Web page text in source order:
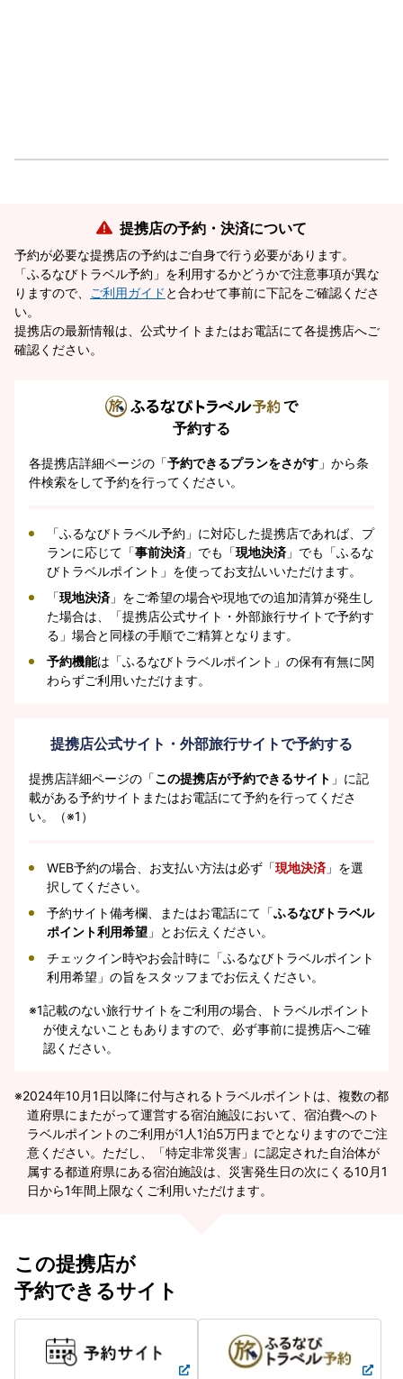
提携店の予約・決済について
予約が必要な提携店の予約はご自身で行う必要があります。
「ふるなびトラベル予約」を利用するかどうかで注意事項が異な
りますので、
ご利用ガイド と合わせて事前に下記をご確認くださ
い。
提携店の最新情報は、公式サイトまたはお電話にて各提携店へご
確認ください。
で
予約する
各提携店詳細ページの「予約できるプランをさがす 」から条
件検索をして予約を行ってください。
「ふるなびトラベル予約」に対応した提携店であれば、プ
ランに応じて「事前決済 」でも「現地決済 」でも「ふるな
びトラベルポイント」を使ってお支払いいただけます。
「現地決済 」をご希望の場合や現地での追加清算が発生し
た場合は、「提携店公式サイト・外部旅行サイトで予約す
る」場合と同様の手順でご精算となります。
予約機能は「ふるなびトラベルポイント」の保有有無に関
わらずご利用いただけます。
提携店公式サイト・外部旅行サイトで予約する
提携店詳細ページの「この提携店が予約できるサイト 」に記
載がある予約サイトまたはお電話にて予約を行ってくださ
い。（※1）
WEB予約の場合、お支払い方法は必ず「現地決済 」を選
択してください。
予約サイト備考欄、またはお電話にて「ふるなびトラベル
ポイント利用希望 」とお伝えください。
チェックイン時やお会計時に「ふるなびトラベルポイント
利用希望」の旨をスタッフまでお伝えください。
※1記載のない旅行サイトをご利用の場合、トラベルポイント
が使えないこともありますので、必ず事前に提携店へご確
認ください。
2024年10月1日以降に付与されるトラベルポイントは、複数の都
道府県にまたがって運営する宿泊施設において、宿泊費へのト
ラベルポイントのご利用が1人1泊5万円までとなりますのでご注
意ください。ただし、「特定非常災害」に認定された自治体が
属する都道府県にある宿泊施設は、災害発生日の次にくる10月1
日から1年間上限なくご利用いただけます。
この提携店が
予約できるサイト